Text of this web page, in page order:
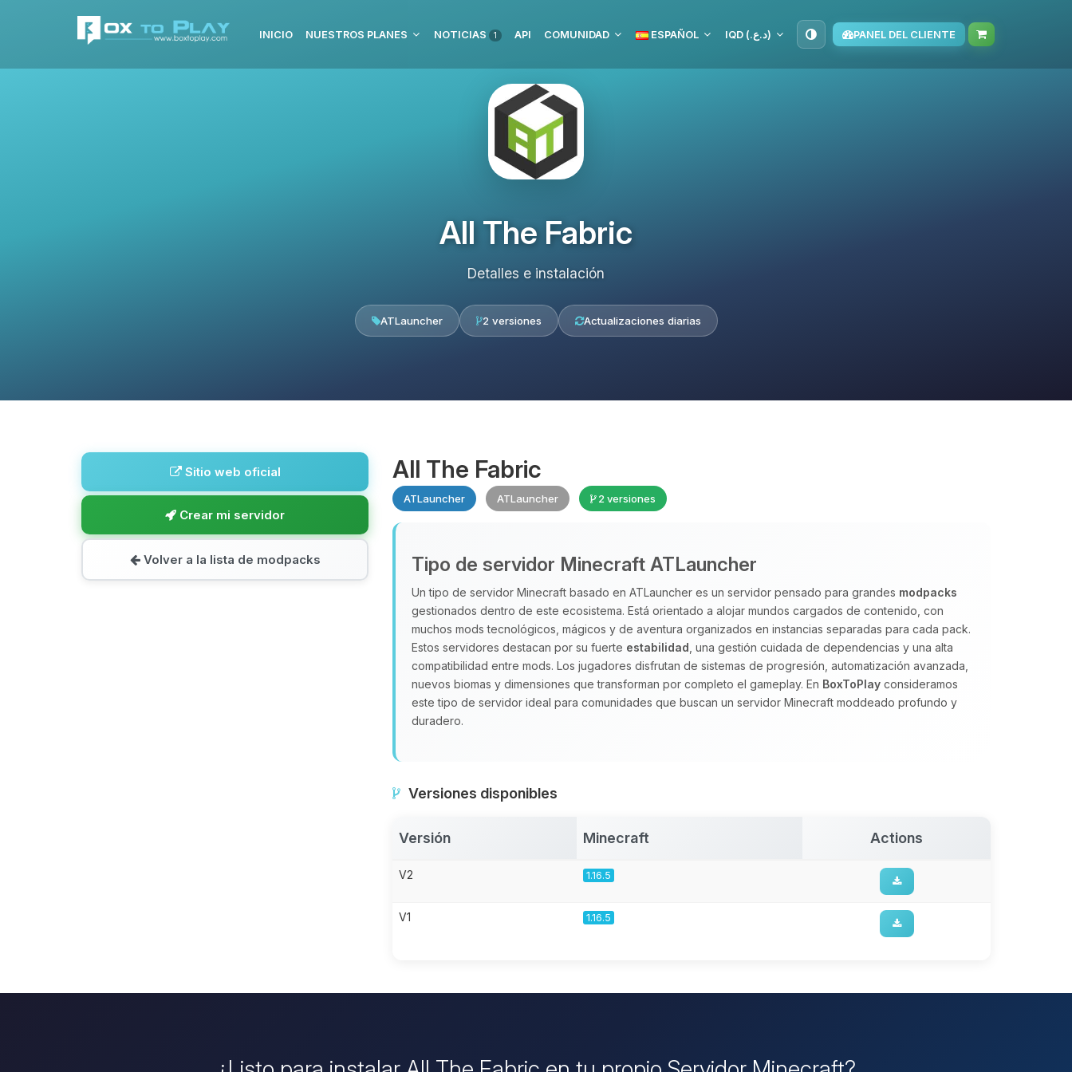
INICIO NUESTROS PLANES NOTICIAS 1 API COMUNIDAD ESPAÑOL IQD (د.ع.‏) PANEL DEL CLIENTE
All The Fabric
Detalles e instalación
ATLauncher 2 versiones Actualizaciones diarias
Sitio web oficial
Crear mi servidor
Volver a la lista de modpacks
All The Fabric
ATLauncher ATLauncher 2 versiones
Tipo de servidor Minecraft ATLauncher
Un tipo de servidor Minecraft basado en ATLauncher es un servidor pensado para grandes modpacks
gestionados dentro de este ecosistema. Está orientado a alojar mundos cargados de contenido, con
muchos mods tecnológicos, mágicos y de aventura organizados en instancias separadas para cada pack.
Estos servidores destacan por su fuerte estabilidad , una gestión cuidada de dependencias y una alta
compatibilidad entre mods. Los jugadores disfrutan de sistemas de progresión, automatización avanzada,
nuevos biomas y dimensiones que transforman por completo el gameplay. En BoxToPlay consideramos
este tipo de servidor ideal para comunidades que buscan un servidor Minecraft moddeado profundo y
duradero.
Versiones disponibles
Versión Minecraft Actions
V2 1.16.5
V1 1.16.5